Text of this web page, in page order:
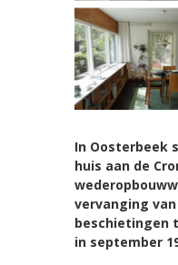
In Oosterbeek
huis aan de
vervanging
beschietingen
in september